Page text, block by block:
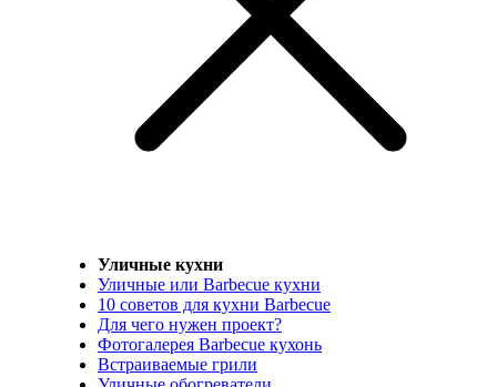
Уличные кухни
Уличные или Barbecue кухни
10 советов для кухни Barbecue
Для чего нужен проект?
Фотогалерея Barbecue кухонь
Встраиваемые грили